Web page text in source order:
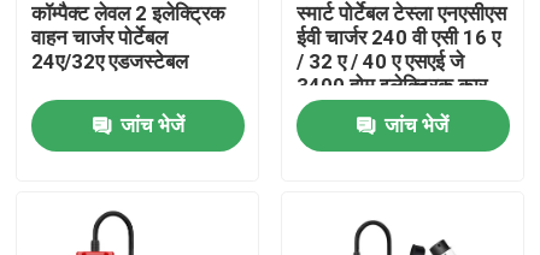
कॉम्पैक्ट लेवल 2 इलेक्ट्रिक
वाहन चार्जर पोर्टेबल
24ए/32ए एडजस्टेबल
जांच भेजें
स्मार्ट पोर्टेबल टेस्ला एनएसीएस
ईवी चार्जर 240 वी एसी 16 ए
/ 32 ए / 40 ए एसएई जे
3400 होम इलेक्ट्रिक कार
चार्जर
जांच भेजें